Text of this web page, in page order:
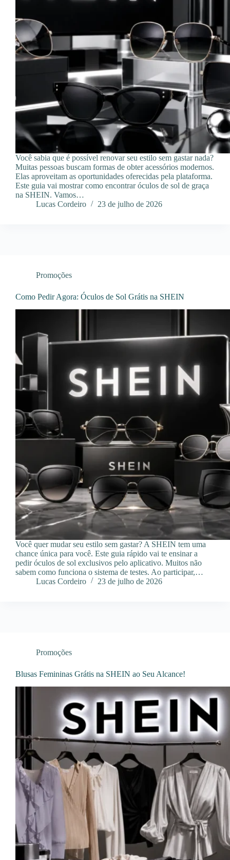
Você sabia que é possível renovar seu estilo sem gastar nada?
Muitas pessoas buscam formas de obter acessórios modernos.
Elas aproveitam as oportunidades oferecidas pela plataforma.
Este guia vai mostrar como encontrar óculos de sol de graça
na SHEIN. Vamos…
Lucas Cordeiro
23 de julho de 2026
Promoções
Como Pedir Agora: Óculos de Sol Grátis na SHEIN
Você quer mudar seu estilo sem gastar? A SHEIN tem uma
chance única para você. Este guia rápido vai te ensinar a
pedir óculos de sol exclusivos pelo aplicativo. Muitos não
sabem como funciona o sistema de testes. Ao participar,…
Lucas Cordeiro
23 de julho de 2026
Promoções
Blusas Femininas Grátis na SHEIN ao Seu Alcance!